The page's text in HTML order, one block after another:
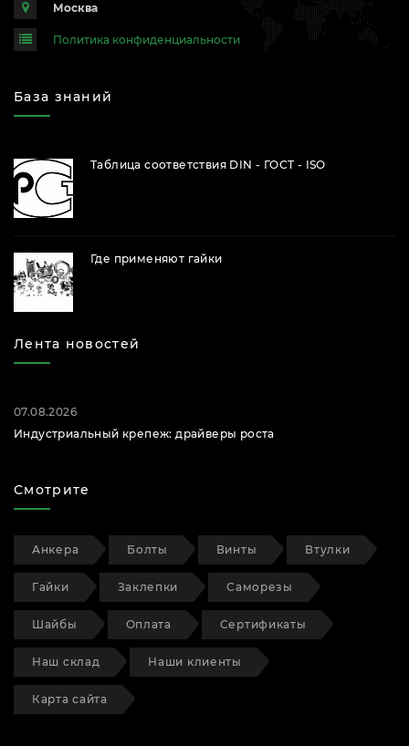
Москва
Политика конфиденциальности
База знаний
Таблица соответствия DIN - ГОСТ - ISO
Где применяют гайки
Лента новостей
07.08.2026
Индустриальный крепеж: драйверы роста
Смотрите
Анкера Болты Винты Втулки
Гайки Заклепки Саморезы
Шайбы Оплата Сертификаты
Наш склад Наши клиенты
Карта сайта